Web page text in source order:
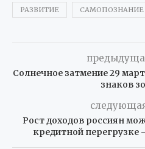
РАЗВИТИЕ САМОПОЗНАНИЕ
Солнечное затмение 29
знаков
Рост доходов россиян
кредитной